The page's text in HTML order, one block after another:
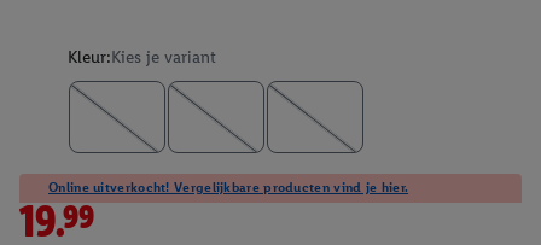
Kleur:Kies je variant
Online uitverkocht! Vergelijkbare producten vind je hier.
19.99